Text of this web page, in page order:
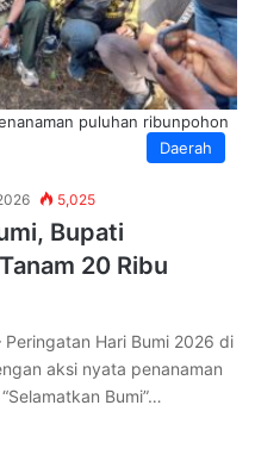
Daerah
puluhan ribunpohon
5,025
Bupati
20 Ribu
Hari Bumi 2026 di
aksi nyata penanaman
Bumi”…